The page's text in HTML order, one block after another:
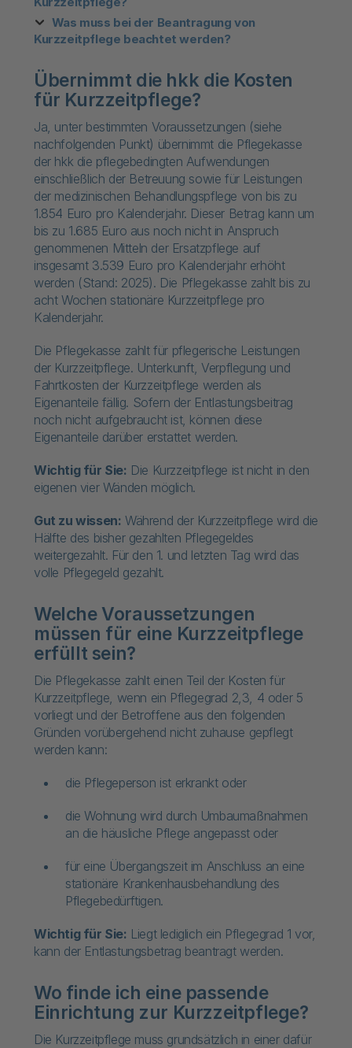
Was muss bei der Beantragung von
Kurzzeitpflege beachtet werden?
Übernimmt die hkk die Kosten
für Kurzzeitpflege?
Ja, unter bestimmten Voraussetzungen (siehe
nachfolgenden Punkt) übernimmt die Pflegekasse
der hkk die pflegebedingten Aufwendungen
einschließlich der Betreuung sowie für Leistungen
der medizinischen Behandlungspflege von bis zu
1.854 Euro pro Kalenderjahr. Dieser Betrag kann um
bis zu 1.685 Euro aus noch nicht in Anspruch
genommenen Mitteln der Ersatzpflege auf
insgesamt 3.539 Euro pro Kalenderjahr erhöht
werden (Stand: 2025). Die Pflegekasse zahlt bis zu
acht Wochen stationäre Kurzzeitpflege pro
Kalenderjahr.
Die Pflegekasse zahlt für pflegerische Leistungen
der Kurzzeitpflege. Unterkunft, Verpflegung und
Fahrtkosten der Kurzzeitpflege werden als
Eigenanteile fällig. Sofern der Entlastungsbeitrag
noch nicht aufgebraucht ist, können diese
Eigenanteile darüber erstattet werden.
Wichtig für Sie: Die Kurzzeitpflege ist nicht in den
eigenen vier Wänden möglich.
Gut zu wissen: Während der Kurzzeitpflege wird die
Hälfte des bisher gezahlten Pflegegeldes
weitergezahlt. Für den 1. und letzten Tag wird das
volle Pflegegeld gezahlt.
Welche Voraussetzungen
müssen für eine Kurzzeitpflege
erfüllt sein?
Die Pflegekasse zahlt einen Teil der Kosten für
Kurzzeitpflege, wenn ein Pflegegrad 2,3, 4 oder 5
vorliegt und der Betroffene aus den folgenden
Gründen vorübergehend nicht zuhause gepflegt
werden kann:
die Pflegeperson ist erkrankt oder
die Wohnung wird durch Umbaumaßnahmen
an die häusliche Pflege angepasst oder
für eine Übergangszeit im Anschluss an eine
stationäre Krankenhausbehandlung des
Pflegebedürftigen.
Wichtig für Sie: Liegt lediglich ein Pflegegrad 1 vor,
kann der Entlastungsbetrag beantragt werden.
Wo finde ich eine passende
Einrichtung zur Kurzzeitpflege?
Die Kurzzeitpflege muss grundsätzlich in einer dafür